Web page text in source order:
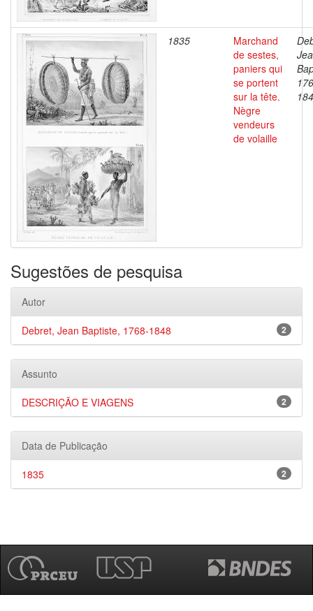
1835
Marchand
de sestes,
paniers qui
se portent
sur la tête.
Nègre
vendeurs
de volaille
Sugestões de pesquisa
Autor
2
Debret, Jean Baptiste, 1768-1848
Assunto
2
DESCRIÇÃO E VIAGENS
Data de Publicação
2
1835